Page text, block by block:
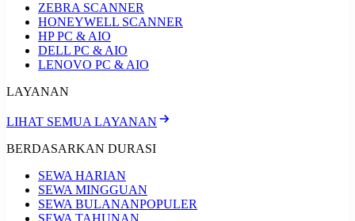
ZEBRA SCANNER
HONEYWELL SCANNER
HP PC & AIO
DELL PC & AIO
LENOVO PC & AIO
LAYANAN
LIHAT SEMUA LAYANAN
BERDASARKAN DURASI
SEWA HARIAN
SEWA MINGGUAN
SEWA BULANANPOPULER
SEWA TAHUNAN